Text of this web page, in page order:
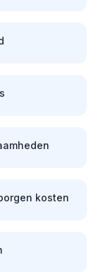
kosten